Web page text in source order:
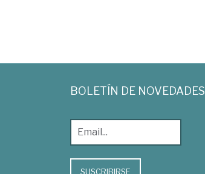
BOLETÍN DE NOVEDADES
SUSCRIBIRSE